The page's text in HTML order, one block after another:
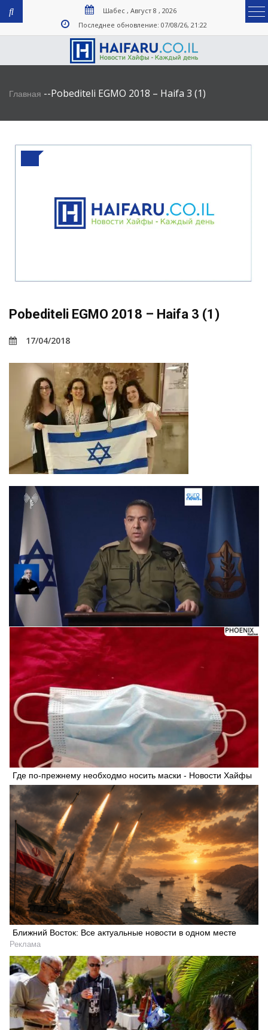
Шабес , Август 8 , 2026
Последнее обновление: 07/08/26, 21:22
Главная --Pobediteli EGMO 2018 – Haifa 3 (1)
Pobediteli EGMO 2018 – Haifa 3 (1)
17/04/2018
Где по-прежнему необходмо носить маски - Новости Хайфы
Ближний Восток: Все актуальные новости в одном месте
Реклама